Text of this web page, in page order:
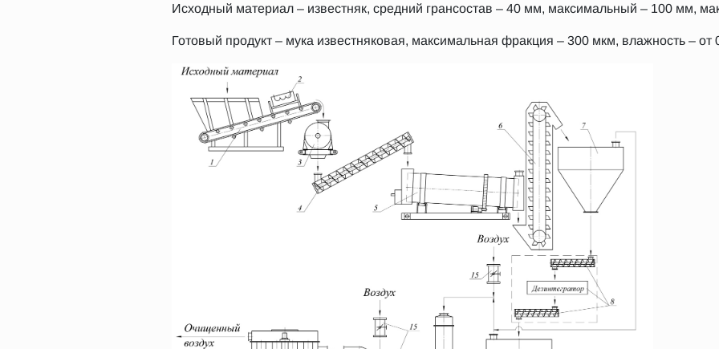
Исходный материал – известняк, средний грансостав – 40 мм, максимальный – 100 мм,
Готовый продукт – мука известняковая, максимальная фракция – 300 мкм, влажность – от